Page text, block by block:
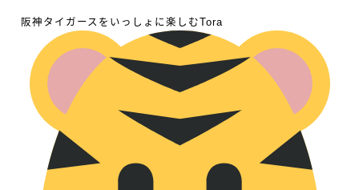
阪神タイガースをいっしょに楽しむTora